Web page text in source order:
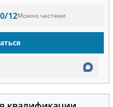
12Можно частями